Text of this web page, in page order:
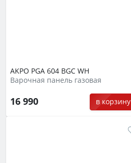
AKPO PGA 604 BGC WH
Варочная панель газовая
16 990 в корзину